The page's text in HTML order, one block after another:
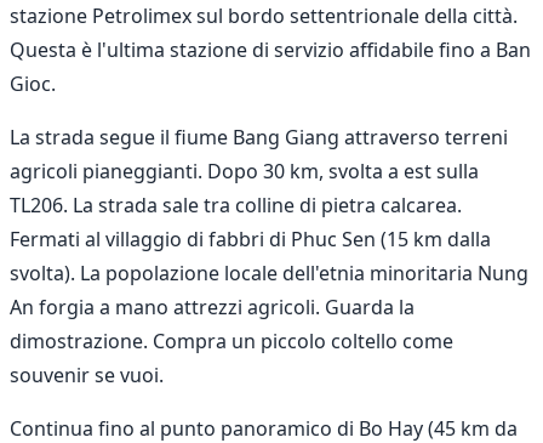
stazione Petrolimex sul bordo settentrionale della città.
Questa è l'ultima stazione di servizio affidabile fino a Ban
Gioc.
La strada segue il fiume Bang Giang attraverso terreni
agricoli pianeggianti. Dopo 30 km, svolta a est sulla
TL206. La strada sale tra colline di pietra calcarea.
Fermati al villaggio di fabbri di Phuc Sen (15 km dalla
svolta). La popolazione locale dell'etnia minoritaria Nung
An forgia a mano attrezzi agricoli. Guarda la
dimostrazione. Compra un piccolo coltello come
souvenir se vuoi.
Continua fino al punto panoramico di Bo Hay (45 km da